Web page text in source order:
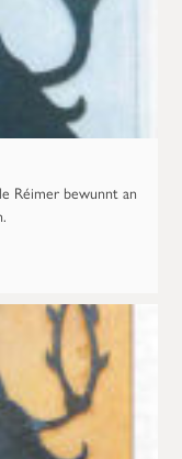
Réimer bewunnt an